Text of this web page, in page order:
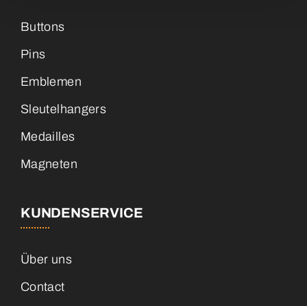
Buttons
Pins
Emblemen
Sleutelhangers
Medailles
Magneten
KUNDENSERVICE
Über uns
Contact